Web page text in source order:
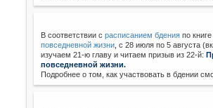
В соответствии с расписанием бдения по
повседневной жизни с 28 июля по 5 августа
изучаем 21-ю главу и читаем призыв из 22-й:
повседневной жизни.
Подробнее о том, как участвовать в бдении